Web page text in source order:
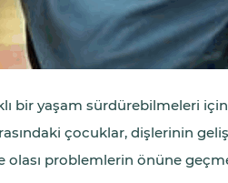
bir yaşam sürdürebilmeleri için
çocuklar, dişlerinin
problemlerin önüne